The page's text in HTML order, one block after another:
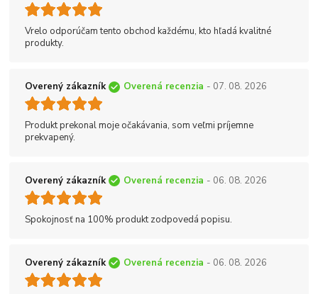
Vrelo odporúčam tento obchod každému, kto hľadá kvalitné
produkty.
Overený zákazník Overená recenzia - 07. 08. 2026
Produkt prekonal moje očakávania, som veľmi príjemne
prekvapený.
Overený zákazník Overená recenzia - 06. 08. 2026
Spokojnosť na 100% produkt zodpovedá popisu.
Overený zákazník Overená recenzia - 06. 08. 2026